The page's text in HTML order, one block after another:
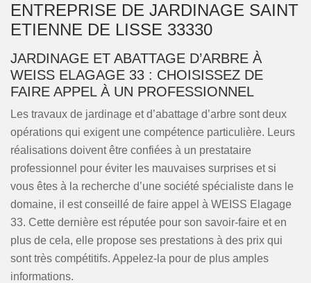
ENTREPRISE DE JARDINAGE SAINT
ETIENNE DE LISSE 33330
JARDINAGE ET ABATTAGE D’ARBRE À
WEISS ELAGAGE 33 : CHOISISSEZ DE
FAIRE APPEL À UN PROFESSIONNEL
Les travaux de jardinage et d’abattage d’arbre sont deux
opérations qui exigent une compétence particulière. Leurs
réalisations doivent être confiées à un prestataire
professionnel pour éviter les mauvaises surprises et si
vous êtes à la recherche d’une société spécialiste dans le
domaine, il est conseillé de faire appel à WEISS Elagage
33. Cette dernière est réputée pour son savoir-faire et en
plus de cela, elle propose ses prestations à des prix qui
sont très compétitifs. Appelez-la pour de plus amples
informations.